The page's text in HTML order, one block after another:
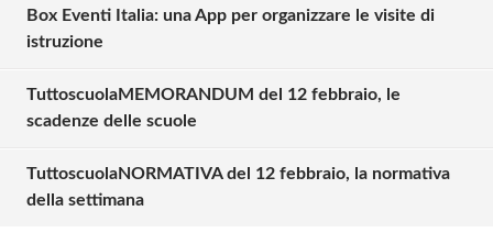
Box Eventi Italia: una App per organizzare le visite di
istruzione
TuttoscuolaMEMORANDUM del 12 febbraio, le
scadenze delle scuole
TuttoscuolaNORMATIVA del 12 febbraio, la normativa
della settimana
Solo gli utenti registrati possono
Effettua il